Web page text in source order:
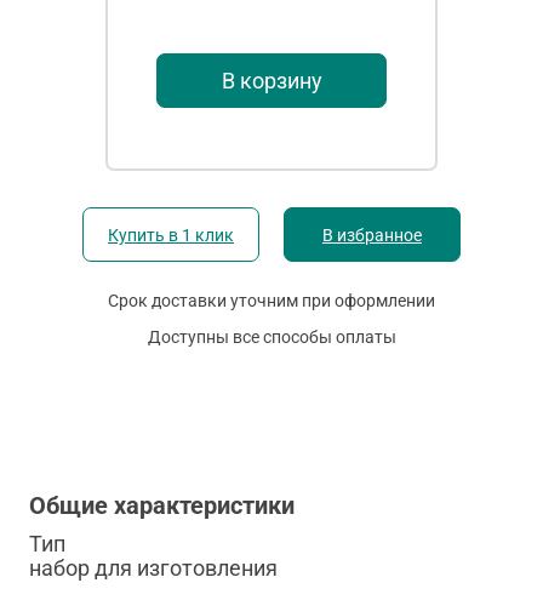
В корзину
Купить в 1 клик В избранное
Срок доставки уточним при оформлении
Доступны все способы оплаты
Общие характеристики
Тип
набор для изготовления